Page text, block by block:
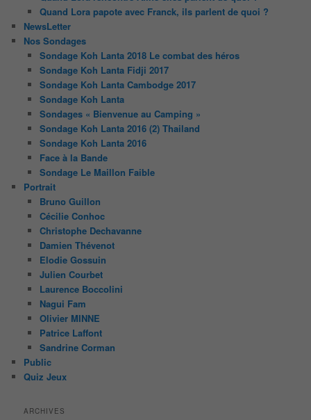
Quand Lora papote avec Franck, ils parlent de quoi ?
NewsLetter
Nos Sondages
Sondage Koh Lanta 2018 Le combat des héros
Sondage Koh Lanta Fidji 2017
Sondage Koh Lanta Cambodge 2017
Sondage Koh Lanta
Sondages « Bienvenue au Camping »
Sondage Koh Lanta 2016 (2) Thailand
Sondage Koh Lanta 2016
Face à la Bande
Sondage Le Maillon Faible
Portrait
Bruno Guillon
Cécilie Conhoc
Christophe Dechavanne
Damien Thévenot
Elodie Gossuin
Julien Courbet
Laurence Boccolini
Nagui Fam
Olivier MINNE
Patrice Laffont
Sandrine Corman
Public
Quiz Jeux
ARCHIVES